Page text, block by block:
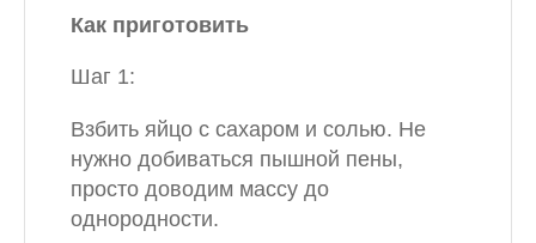
Как приготовить
Шаг 1:
Взбить яйцо с сахаром и солью. Не
нужно добиваться пышной пены,
просто доводим массу до
однородности.